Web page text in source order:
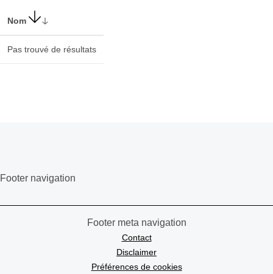
Nom
Pas trouvé de résultats
Footer navigation
Footer meta navigation
Contact
Disclaimer
Préférences de cookies